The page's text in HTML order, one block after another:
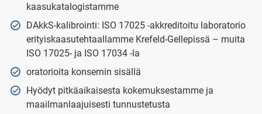
kaasukatalogistamme
DAkkS-kalibrointi: ISO 17025 -akkreditoitu laboratorio
erityiskaasutehtaallamme Krefeld-Gellepissä – muita
ISO 17025- ja ISO 17034 -la
oratorioita konsernin sisällä
Hyödyt pitkäaikaisesta kokemuksestamme ja
maailmanlaajuisesti tunnustetusta